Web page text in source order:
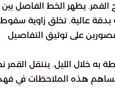
القمر. يظهر الخط الفاصل بين
بدقة عالية. تخلق زاوية سقوط
على توثيق التفاصيل
به خلال الليل. ينتقل القمر
دورانه. تساهم هذه الملاحظات في